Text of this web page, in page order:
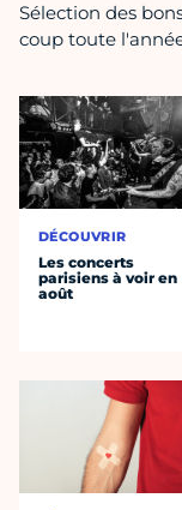
Sélection des
coup toute
DÉCOUVRIR
Les concerts
parisiens à voir en
août